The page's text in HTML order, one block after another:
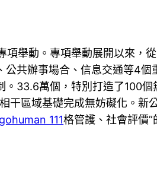
項舉動。專項舉動展開以來，
共辦事場合、信息交通等4
33.6萬個，特別打造了100個
干區域基礎完成無妨礙化。新
111格管護、社會評價